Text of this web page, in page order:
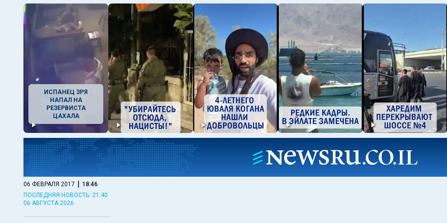
ИСПАНЕЦ ЗРЯ
НАПАЛ НА
РЕЗЕРВИСТА
ЦАХАЛА
06 ФЕВРАЛЯ 2017 | 18:46
ПОСЛЕДНЯЯ НОВОСТЬ: 21:40
06 АВГУСТА 2026